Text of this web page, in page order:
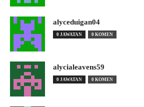
alyceduigan04
0 JAWATAN 0 KOMEN
alycialeavens59
0 JAWATAN 0 KOMEN